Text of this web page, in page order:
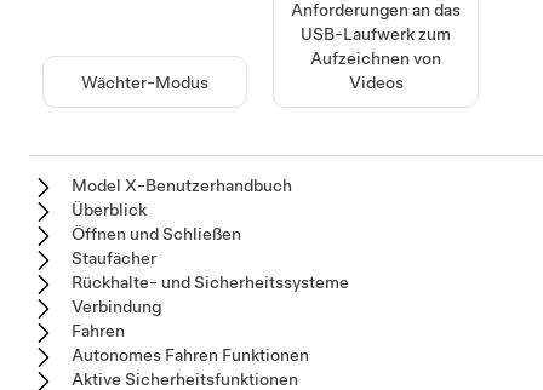
Wächter-Modus
Anforderungen an das
USB-Laufwerk zum
Aufzeichnen von
Videos
Model X-Benutzerhandbuch
Überblick
Öffnen und Schließen
Staufächer
Rückhalte- und Sicherheitssysteme
Verbindung
Fahren
Autonomes Fahren Funktionen
Aktive Sicherheitsfunktionen